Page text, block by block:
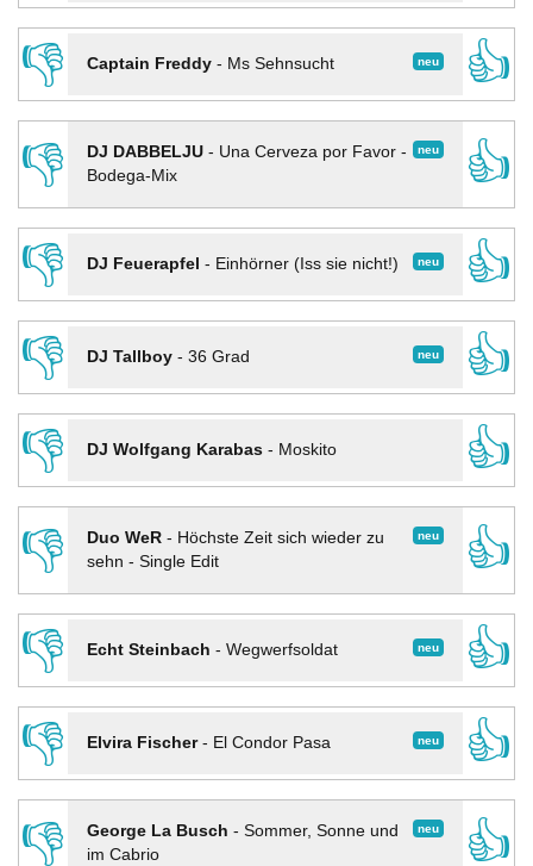
👎
neu
Captain Freddy- Ms Sehnsucht
👍
👎
neu
DJ DABBELJU- Una Cerveza por Favor -
Bodega-Mix
👍
👎
neu
DJ Feuerapfel - Einhörner (Iss sie nicht!)
👍
👎
neu
DJ Tallboy- 36 Grad
👍
👎
DJ Wolfgang Karabas- Moskito
👍
👎
neu
Duo WeR- Höchste Zeit sich wieder zu
sehn - Single Edit
👍
👎
neu
Echt Steinbach - Wegwerfsoldat
👍
👎
neu
Elvira Fischer- El Condor Pasa
👍
👎
neu
George La Busch - Sommer, Sonne und
im Cabrio
👍